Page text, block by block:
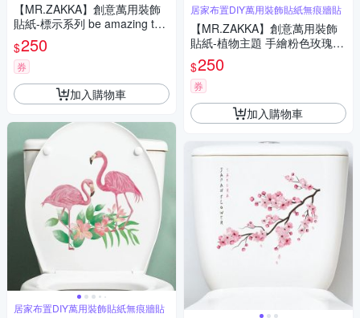
【MR.ZAKKA】創意萬用裝飾
貼紙-標示系列 be amazing tod
ay 居家布置 DIY可移式壁貼 無
痕壁貼 牆貼
$250
券
加入購物車
居家布置DIY萬用裝飾貼紙無痕牆貼
居家布置DIY萬用裝飾貼紙無痕牆貼
【MR.ZAKKA】創意萬用裝飾
貼紙-植物主題 手繪粉色玫瑰
居家節慶布置 DIY可移式壁貼
無痕壁貼 牆貼
$250
券
加入購物車